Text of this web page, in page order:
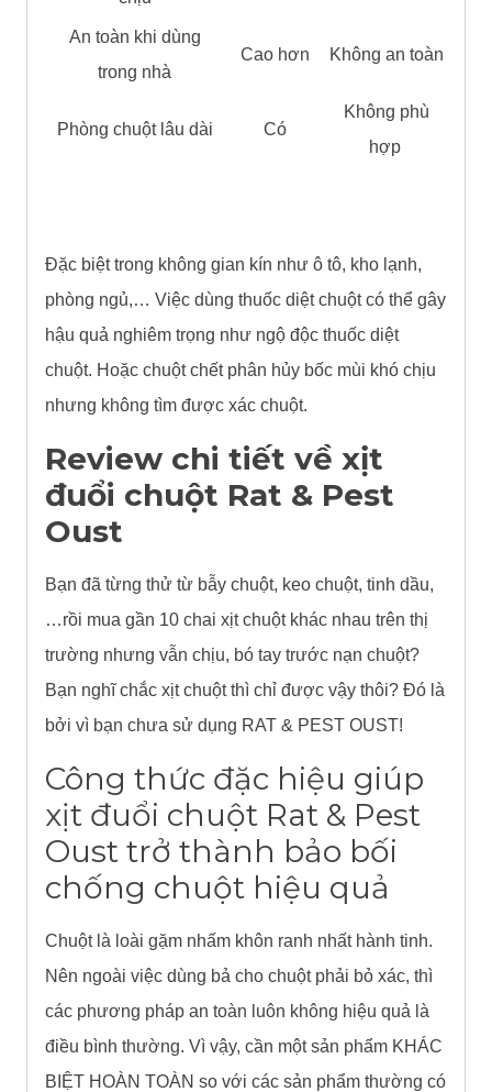
An toàn khi dùng
trong nhà
Cao hơn Không an toàn
Phòng chuột lâu dài Có
Không phù
hợp
Đặc biệt trong không gian kín như ô tô, kho lạnh,
phòng ngủ,… Việc dùng thuốc diệt chuột có thể gây
hậu quả nghiêm trọng như ngộ độc thuốc diệt
chuột. Hoặc chuột chết phân hủy bốc mùi khó chịu
nhưng không tìm được xác chuột.
Review chi tiết về xịt
đuổi chuột Rat & Pest
Oust
Bạn đã từng thử từ bẫy chuột, keo chuột, tinh dầu,
…rồi mua gần 10 chai xịt chuột khác nhau trên thị
trường nhưng vẫn chịu, bó tay trước nạn chuột?
Bạn nghĩ chắc xịt chuột thì chỉ được vậy thôi? Đó là
bởi vì bạn chưa sử dụng RAT & PEST OUST!
Công thức đặc hiệu giúp
xịt đuổi chuột Rat & Pest
Oust trở thành bảo bối
chống chuột hiệu quả
Chuột là loài gặm nhấm khôn ranh nhất hành tinh.
Nên ngoài việc dùng bả cho chuột phải bỏ xác, thì
các phương pháp an toàn luôn không hiệu quả là
điều bình thường. Vì vậy, cần một sản phẩm KHÁC
BIỆT HOÀN TOÀN so với các sản phẩm thường có